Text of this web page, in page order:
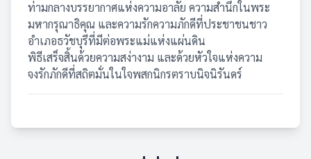
ท่ามกลางบรรยากาศแห่งความอาลัย ความสำนึกในพระ
มหากรุณาธิคุณ และความรักความภักดีที่ประชาชนชาว
อำเภอธวัชบุรีที่มีต่อพระแม่แห่งแผ่นดิน
พิธีเสร็จสิ้นด้วยความสง่างาม และด้วยหัวใจแห่งความ
จงรักภักดีที่สถิตมั่นในใจพสกนิกรตราบนิจนิรันดร์